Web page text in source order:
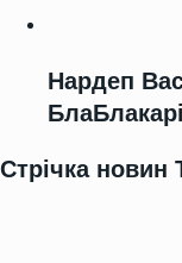
Нардеп
БлаБлакарі
Стрічка новин